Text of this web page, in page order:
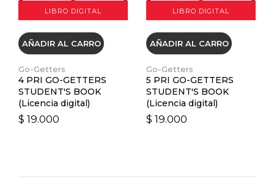
LIBRO DIGITAL
AÑADIR AL CARRO
Go-Getters
4 PRI GO-GETTERS
STUDENT'S BOOK
(Licencia digital)
$ 19.000
LIBRO DIGITAL
AÑADIR AL CARRO
Go-Getters
5 PRI GO-GETTERS
STUDENT'S BOOK
(Licencia digital)
$ 19.000